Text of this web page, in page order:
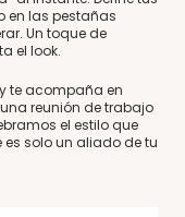
en las pestañas
Un toque de
el look.
te acompaña en
reunión de trabajo
el estilo que
solo un aliado de tu